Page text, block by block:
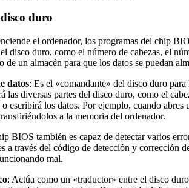
duro
el ordenador, los programas del chip
disco duro, como el número de cabezas, el
un almacén para que los datos se puedan
datos: Es el «comandante» del disco duro
las diversas partes del disco duro, como el
escribirá los datos. Por ejemplo, cuando
a la memoria del ordenador.
BIOS también es capaz de detectar varios
a través del código de detección y
mal.
: Actúa como un «traductor» entre el disco